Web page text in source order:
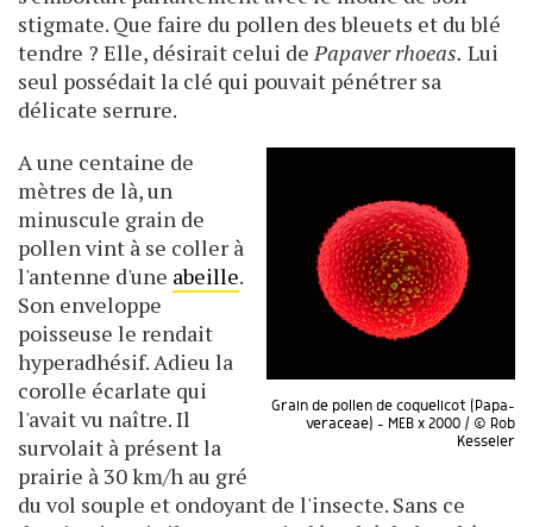
stigmate. Que faire du pollen des bleuets et du blé
tendre ? Elle, désirait celui dePapaver rhoeas. Lui
seul possédait la clé qui pouvait pénétrer sa
délicate serrure.
Grain de pollen de coquelicot (Papa­
veraceae) - MEB x 2000 / © Rob
Kesseler
A une centaine de
mètres de là, un
minuscule grain de
pollen vint à se coller à
l'antenne d'une abeille.
Son enveloppe
poisseuse le rendait
hyperadhésif. Adieu la
corolle écarlate qui
l'avait vu naître. Il
survolait à présent la
prairie à 30 km/h au gré
du vol souple et ondoyant de l'insecte. Sans ce